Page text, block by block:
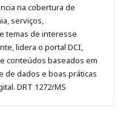
na cobertura de
serviços,
temas de interesse
lidera o portal DCI,
conteúdos baseados em
de dados e boas práticas
DRT 1272/MS